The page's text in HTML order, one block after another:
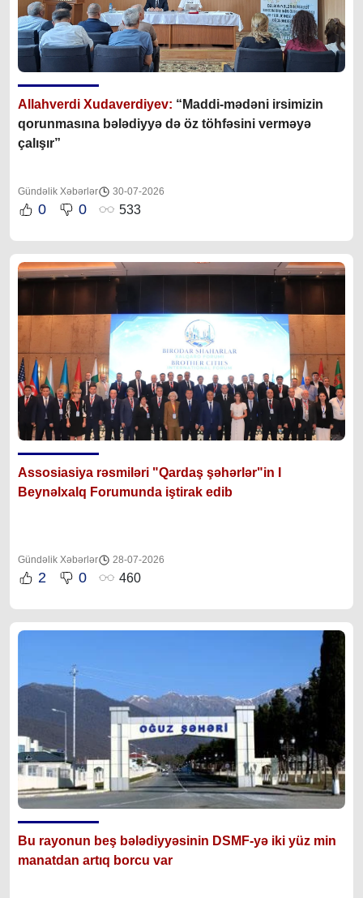
Allahverdi Xudaverdiyev: “Maddi-mədəni irsimizin
qorunmasına bələdiyyə də öz töhfəsini verməyə
çalışır”
Gündəlik Xəbərlər 30-07-2026
0 0 533
Assosiasiya rəsmiləri "Qardaş şəhərlər"in I
Beynəlxalq Forumunda iştirak edib
Gündəlik Xəbərlər 28-07-2026
2 0 460
Bu rayonun beş bələdiyyəsinin DSMF-yə iki yüz min
manatdan artıq borcu var